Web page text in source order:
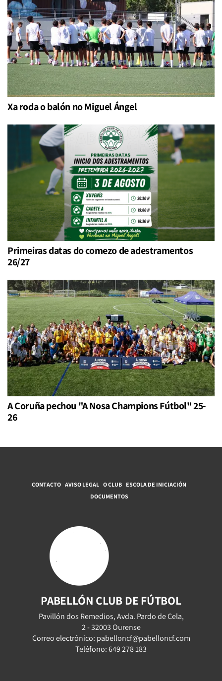
Xa roda o balón no Miguel Ángel
Primeiras datas do comezo de adestramentos
26/27
A Coruña pechou "A Nosa Champions Fútbol" 25-
26
CONTACTO AVISO LEGAL O CLUB ESCOLA DE INICIACIÓN
DOCUMENTOS
PABELLÓN CLUB DE FÚTBOL
Pavillón dos Remedios, Avda. Pardo de Cela,
2 - 32003 Ourense
Correo electrónico: pabelloncf@pabelloncf.com
Teléfono: 649 278 183